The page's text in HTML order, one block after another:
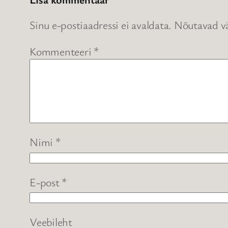
Sinu e-postiaadressi ei avaldata. Nõutavad
Kommenteeri *
Nimi *
E-post*
Veebileht